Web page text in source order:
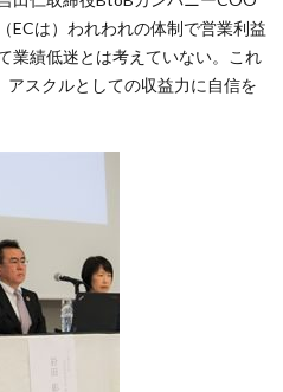
ECは）われわれの体制で営業利益
業績低迷とは考えていない。これ
スクルとしての収益力に自信を